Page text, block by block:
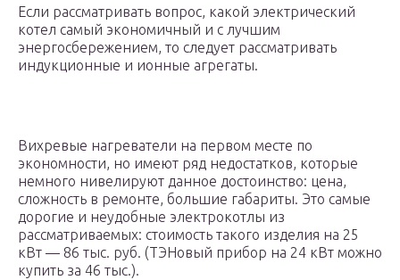
Если рассматривать вопрос, какой электрический
котел самый экономичный и с лучшим
энергосбережением, то следует рассматривать
индукционные и ионные агрегаты.
Вихревые нагреватели на первом месте по
экономности, но имеют ряд недостатков, которые
немного нивелируют данное достоинство: цена,
сложность в ремонте, большие габариты. Это самые
дорогие и неудобные электрокотлы из
рассматриваемых: стоимость такого изделия на 25
кВт — 86 тыс. руб. (ТЭНовый прибор на 24 кВт можно
купить за 46 тыс.).